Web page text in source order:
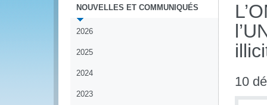
NOUVELLES ET COMMUNIQUÉS
2026
2025
2024
2023
10